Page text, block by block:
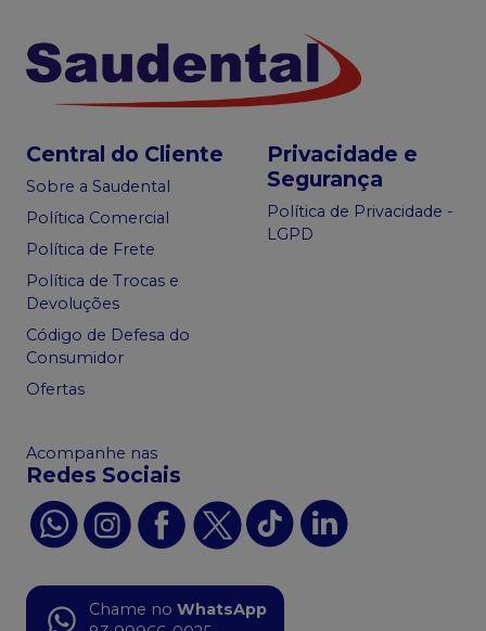
Central do Cliente
Sobre a Saudental
Política Comercial
Política de Frete
Política de Trocas e
Devoluções
Código de Defesa do
Consumidor
Ofertas
Privacidade e
Segurança
Política de Privacidade -
LGPD
Acompanhe nas
Redes Sociais
Chame no WhatsApp